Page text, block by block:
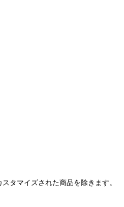
タマイズされた商品を除きます。